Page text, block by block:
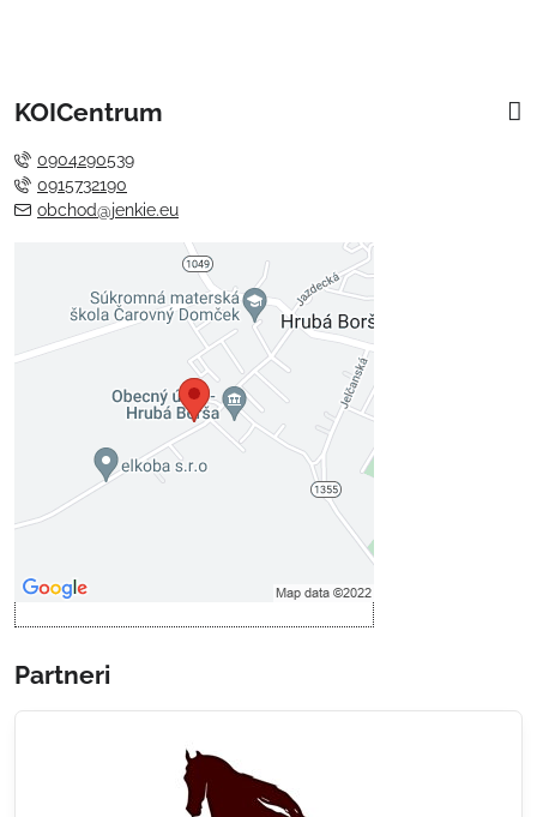
KOICentrum
0904290539
0915732190
obchod@jenkie.eu
Externý obsah je blokovaný
Voľbami súkromia
Prajete si načítať externý obsah?
Povoliť tentokrát
Povoliť a zapamätať - súhlas s
Partneri